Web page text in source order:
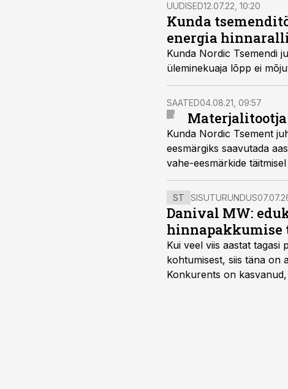
UUDISED12.07.22, 10:20
Kunda
energia
Kunda Nordic Tsemendi
üleminekuaja lõpp ei
SAATED04.08.21, 09:57
Materjalitootja
Kunda Nordic Tsement
eesmärgiks saavutada
vahe-eesmärkide
ST SISUTURUNDUS
Danival MW:
hinnapakkumise
Kui veel viis aastat tagasi
kohtumisest, siis täna on
Konkurents on